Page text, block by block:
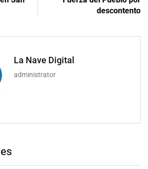
descontento
La Nave Digital
administrator